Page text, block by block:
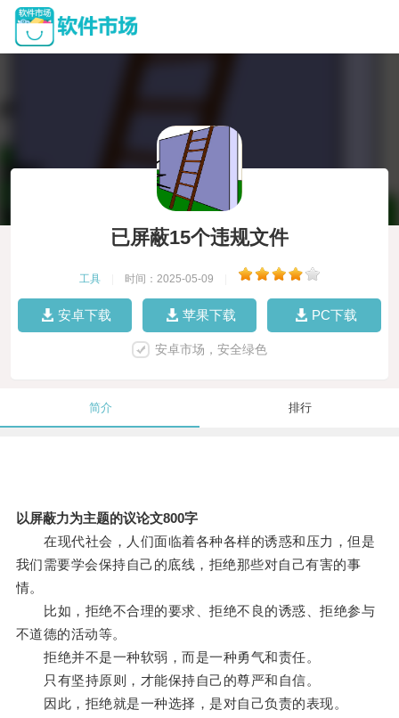
已屏蔽15个违规文件
工具 时间：2025-05-09
安卓下载 苹果下载 PC下载
安卓市场，安全绿色
简介 排行
以屏蔽力为主题的议论文800字
在现代社会，人们面临着各种各样的诱惑和压力，但是
我们需要学会保持自己的底线，拒绝那些对自己有害的事
情。
比如，拒绝不合理的要求、拒绝不良的诱惑、拒绝参与
不道德的活动等。
拒绝并不是一种软弱，而是一种勇气和责任。
只有坚持原则，才能保持自己的尊严和自信。
因此，拒绝就是一种选择，是对自己负责的表现。